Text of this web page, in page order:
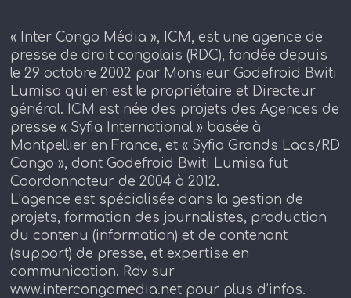
« Inter Congo Média », ICM, est une agence de
presse de droit congolais (RDC), fondée depuis
le 29 octobre 2002 par Monsieur Godefroid Bwiti
Lumisa qui en est le propriétaire et Directeur
général. ICM est née des projets des Agences de
presse « Syfia International » basée à
Montpellier en France, et « Syfia Grands Lacs/RD
Congo », dont Godefroid Bwiti Lumisa fut
Coordonnateur de 2004 à 2012.
L’agence est spécialisée dans la gestion de
projets, formation des journalistes, production
du contenu (information) et de contenant
(support) de presse, et expertise en
communication. Rdv sur
www.intercongomedia.net pour plus d’infos.